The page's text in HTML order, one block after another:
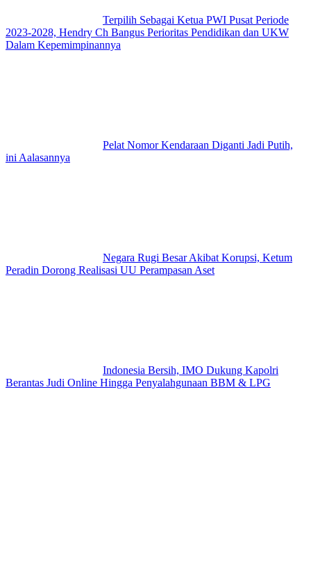
Terpilih Sebagai Ketua PWI Pusat Periode
2023-2028, Hendry Ch Bangus Perioritas Pendidikan dan UKW
Dalam Kepemimpinannya
Pelat Nomor Kendaraan Diganti Jadi Putih,
ini Aalasannya
Negara Rugi Besar Akibat Korupsi, Ketum
Peradin Dorong Realisasi UU Perampasan Aset
Indonesia Bersih, IMO Dukung Kapolri
Berantas Judi Online Hingga Penyalahgunaan BBM & LPG